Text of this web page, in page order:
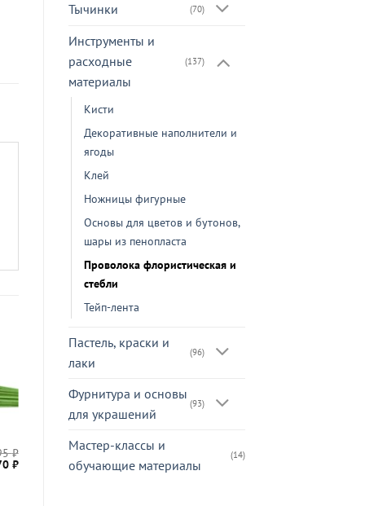
Тычинки (70)
Инструменты и
расходные
материалы
(137)
Кисти
Декоративные наполнители и
ягоды
Клей
Ножницы фигурные
Основы для цветов и бутонов,
шары из пенопласта
Проволока флористическая и
стебли
Тейп-лента
Пастель, краски и
лаки
(96)
Фурнитура и основы
для украшений
(93)
Мастер-классы и
обучающие материалы
(14)
₽
₽.
₽ТекущаяНожницы
фигурные
77₽